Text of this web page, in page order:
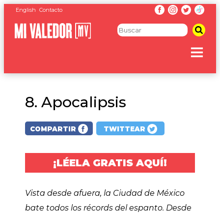
English Contacto
8. Apocalipsis
COMPARTIR TWITTEAR
¡LÉELA GRATIS AQUÍ!
Vista desde afuera, la Ciudad de México
bate todos los récords del espanto. Desde